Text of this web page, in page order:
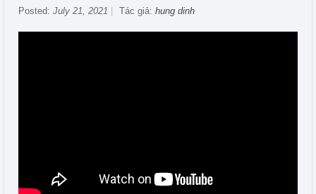
Posted: July 21, 2021 Tác giả: hung dinh